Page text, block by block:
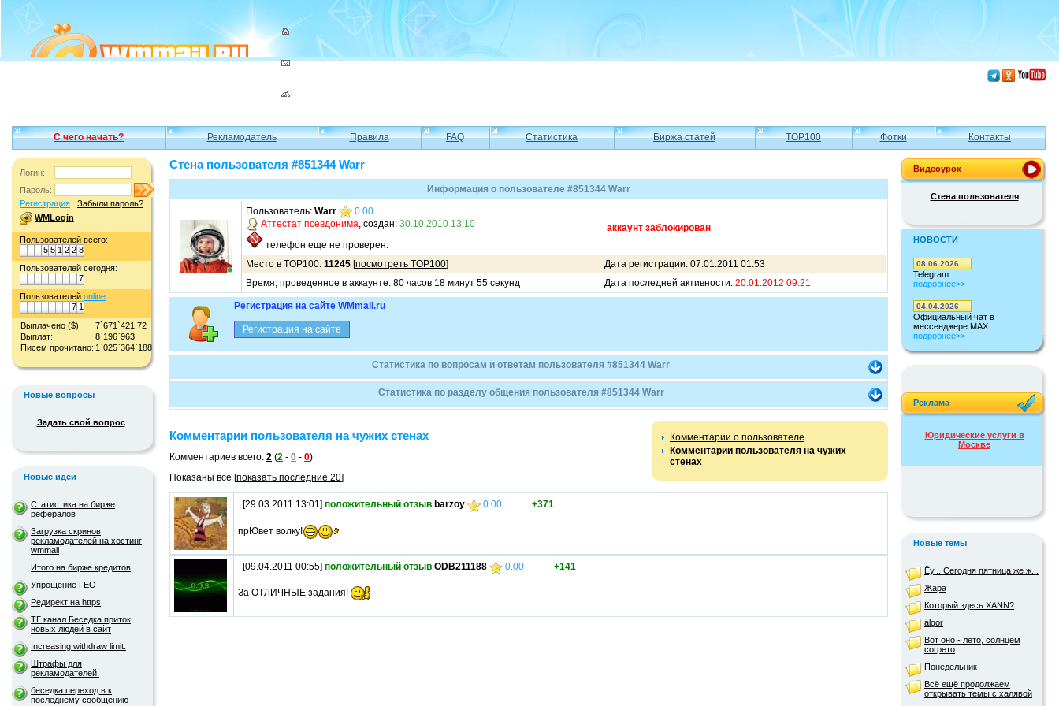
С чего начать? Рекламодатель Правила FAQ Статистика Биржа статей TOP100 Фотки Контакты
Логин:
Пароль:
Регистрация
Забыли пароль?
WMLogin
Пользователей всего:
5 5 1 2 2 8
Пользователей сегодня:
7
Пользователей online:
7 1
Выплачено ($):
7`671`421,72
Выплат:
8`196`963
Писем прочитано: 1`025`364`188
Новые вопросы
Задать свой вопрос
Новые идеи
Статистика на бирже
рефералов
Загрузка скринов
рекламодателей на хостинг
wmmail
Итого на бирже кредитов
Упрощение ГЕО
Редирект на https
ТГ канал Беседка приток
новых людей в сайт
Increasing withdraw limit.
Штрафы для
рекламодателей.
беседка переход в к
последнему сообщению
Стена пользователя #851344 Warr
Информация о пользователе #851344 Warr
Пользователь: Warr
0.00
Аттестат псевдонима, создан: 30.10.2010 13:10
телефон еще не проверен.
аккаунт заблокирован
Место в TOP100: 11245 [посмотреть TOP100]
Дата регистрации: 07.01.2011 01:53
Время, проведенное в аккаунте: 80 часов 18 минут 55 секунд
Дата последней активности: 20.01.2012 09:21
Регистрация на сайте WMmail.ru
Статистика по вопросам и ответам пользователя #851344 Warr
Статистика по разделу общения пользователя #851344 Warr
Комментарии о пользователе
Комментарии пользователя на чужих
стенах
Комментарии пользователя на чужих стенах
Комментариев всего: 2 (2 - 0 - 0)
Показаны все [показать последние 20]
[29.03.2011 13:01] положительный отзыв barzoy 0.00 +371
прЮвет волку!
[09.04.2011 00:55] положительный отзыв ODB211188 0.00 +141
За ОТЛИЧНЫЕ задания!
Видеоурок
Стена пользователя
НОВОСТИ
08.06.2026
Telegram
подробнее>>
04.04.2026
Официальный чат в
мессенджере MAX
подробнее>>
Реклама
Юридические услуги в
Москве
Новые темы
Ёу... Сегодня пятница же ж...
Жара
Который здесь XANN?
algor
Вот оно - лето, солнцем
согрето
Понедельник
Всё ещё продолжаем
открывать темы с халявой